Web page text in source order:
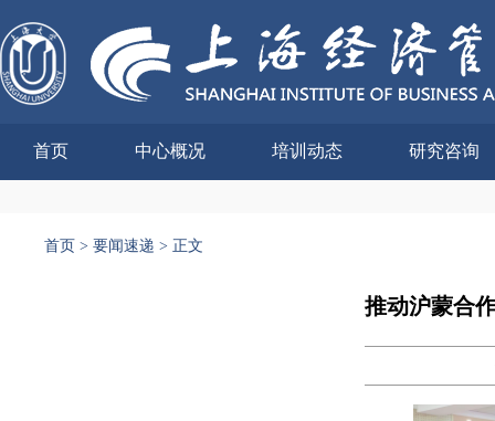
首页 中心概况 培训动态 研究咨询
首页 > 要闻速递 > 正文
推动沪蒙合